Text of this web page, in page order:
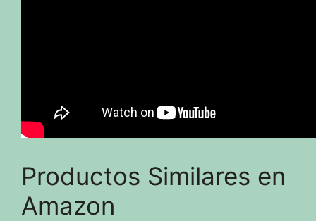
Productos Similares en
Amazon